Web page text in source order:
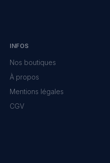
INFOS
Nos boutiques
À propos
Mentions légales
CGV